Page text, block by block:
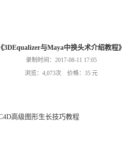
《3DEqualizer与Maya中换头术介绍教程》
录制时间：2017-08-11 17:05
浏览：4,073次 价格：35 元